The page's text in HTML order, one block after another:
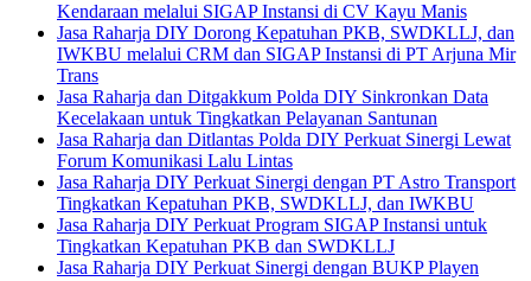
Kendaraan melalui SIGAP Instansi di CV Kayu Manis
Jasa Raharja DIY Dorong Kepatuhan PKB, SWDKLLJ, dan
IWKBU melalui CRM dan SIGAP Instansi di PT Arjuna Mir
Trans
Jasa Raharja dan Ditgakkum Polda DIY Sinkronkan Data
Kecelakaan untuk Tingkatkan Pelayanan Santunan
Jasa Raharja dan Ditlantas Polda DIY Perkuat Sinergi Lewat
Forum Komunikasi Lalu Lintas
Jasa Raharja DIY Perkuat Sinergi dengan PT Astro Transport
Tingkatkan Kepatuhan PKB, SWDKLLJ, dan IWKBU
Jasa Raharja DIY Perkuat Program SIGAP Instansi untuk
Tingkatkan Kepatuhan PKB dan SWDKLLJ
Jasa Raharja DIY Perkuat Sinergi dengan BUKP Playen